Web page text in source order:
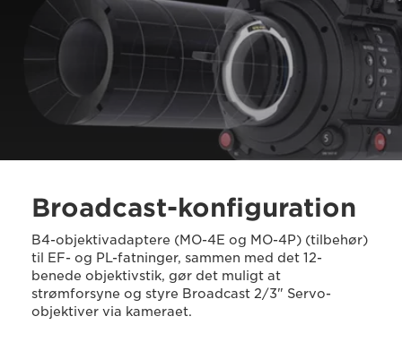
Broadcast-konfiguration
B4-objektivadaptere (MO-4E og MO-4P) (tilbehør)
til EF- og PL-fatninger, sammen med det 12-
benede objektivstik, gør det muligt at
strømforsyne og styre Broadcast 2/3" Servo-
objektiver via kameraet.